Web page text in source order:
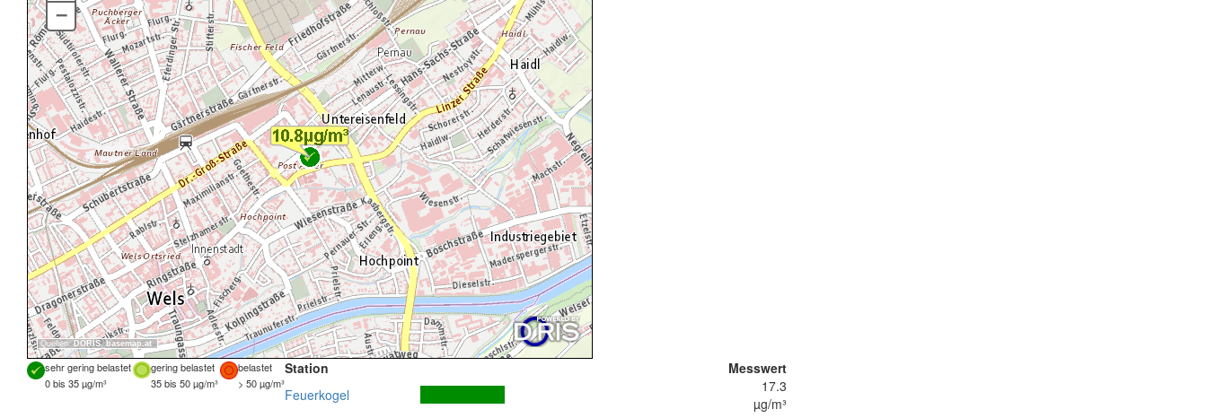
Quellen: DORIS, basemap.at
–
sehr gering belastet gering belastet
belastet
0 bis 35 µg/m³
35 bis 50 µg/m³ > 50 µg/m³
Station
Messwert
Feuerkogel
17.3
µg/m³